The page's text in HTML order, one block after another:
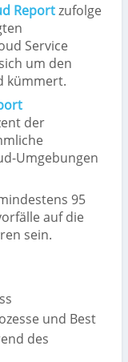
Reportzufolge
Service
um den
kümmert.
der
Umgebungen
95
auf die
sein.
und Best
des